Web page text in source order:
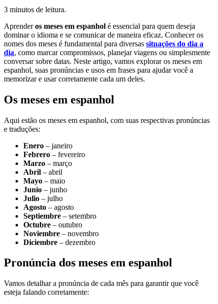
3 minutos de leitura.
Aprenderos meses em espanhol é essencial para quem deseja
dominar o idioma e se comunicar de maneira eficaz. Conhecer os
nomes dos meses é fundamental para diversas situações do dia a
dia, como marcar compromissos, planejar viagens ou simplesmente
conversar sobre datas. Neste artigo, vamos explorar os meses em
espanhol, suas pronúncias e usos em frases para ajudar você a
memorizar e usar corretamente cada um deles.
Os meses em espanhol
Aqui estão os meses em espanhol, com suas respectivas pronúncias
e traduções:
Enero – janeiro
Febrero – fevereiro
Marzo – março
Abril – abril
Mayo – maio
Junio – junho
Julio – julho
Agosto – agosto
Septiembre – setembro
Octubre – outubro
Noviembre – novembro
Diciembre – dezembro
Pronúncia dos meses em espanhol
Vamos detalhar a pronúncia de cada mês para garantir que você
esteja falando corretamente: